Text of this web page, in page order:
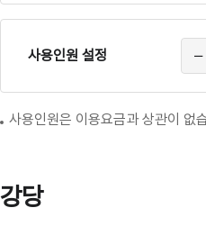
사용인원 설정
참
여
사용인원은 이용요금과 상관이 없
강당